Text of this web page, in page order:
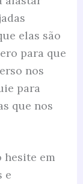
elas são
para que
nos
para
que nos
hesite em
e